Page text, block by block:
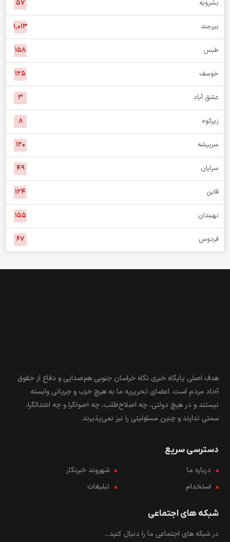
درمیان ۷۶
بشرویه ۵۷
بیرجند ۱,۰۱۳
طبس ۱۵۸
خوسف ۱۲۵
عشق آباد ۳
زیرکوه ۸
سربیشه ۱۲۰
سرایان ۴۹
آحاد مردم است. اعضای تحریریه ما به هیچ حزب و جریانی وابسته
نیستند و در هیچ دولتی، چه اصلاح‌طلب، چه اصولگرا و چه اعتدالگرا،
دسترسی سریع